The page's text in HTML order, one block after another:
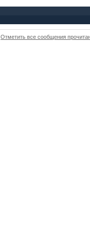
Отметить все сообщения